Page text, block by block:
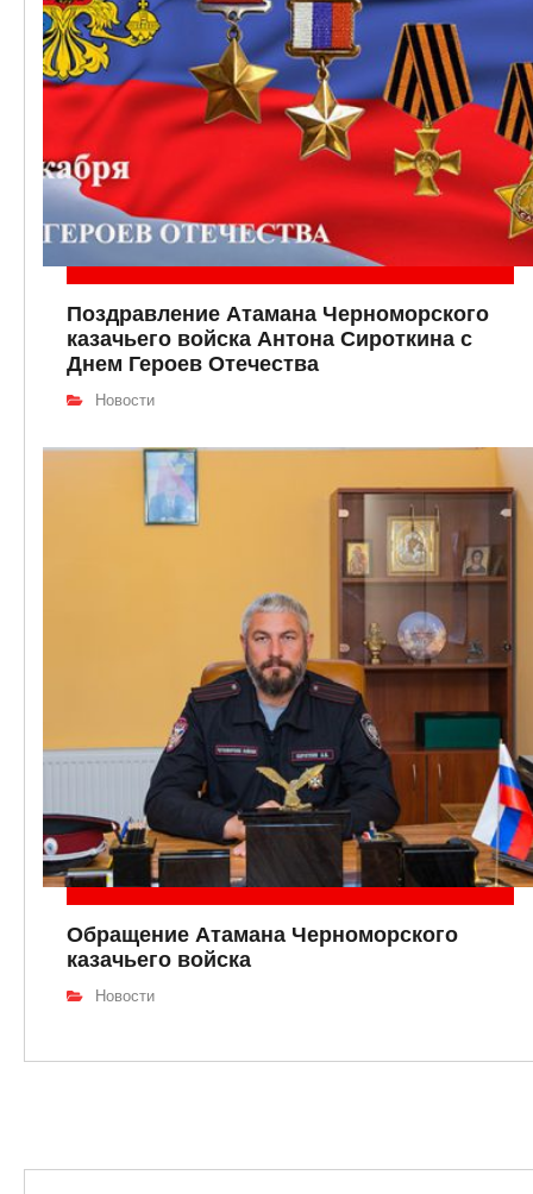
Поздравление Атамана Черноморского
казачьего войска Антона Сироткина с
Днем Героев Отечества
Новости
Обращение Атамана Черноморского
казачьего войска
Новости